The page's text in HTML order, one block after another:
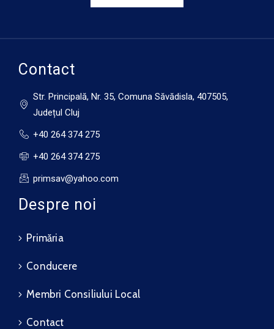
Contact
Str. Principală, Nr. 35, Comuna Săvădisla, 407505,
Județul Cluj
+40 264 374 275
+40 264 374 275
primsav@yahoo.com
Despre noi
Primăria
Conducere
Membri Consiliului Local
Contact